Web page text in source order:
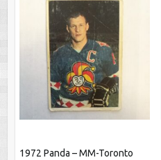
1972 Panda – MM-Toronto